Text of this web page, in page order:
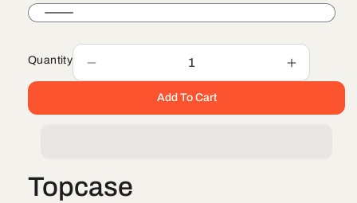
Quantity
quantity
Topcase
Increase
quantity
Topcase
Add To Cart
Topcase